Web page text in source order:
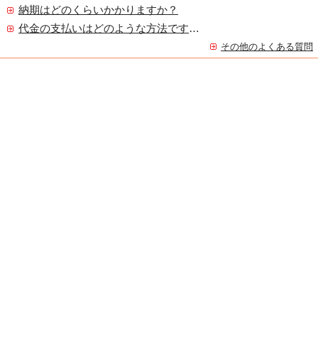
納期はどのくらいかかりますか？
代金の支払いはどのような方法ですか？
その他のよくある質問